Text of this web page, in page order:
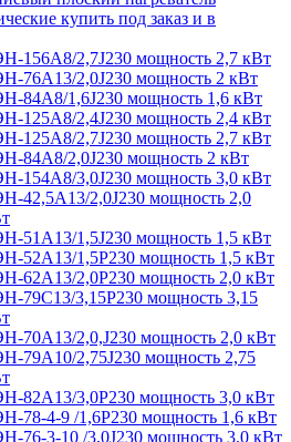
купить под заказ и в
156А8/2,7J230 мощность 2,7 кВт
76А13/2,0J230 мощность 2 кВт
84А8/1,6J230 мощность 1,6 кВт
125А8/2,4J230 мощность 2,4 кВт
125А8/2,7J230 мощность 2,7 кВт
84А8/2,0J230 мощность 2 кВт
154А8/3,0J230 мощность 3,0 кВт
42,5А13/2,0J230 мощность 2,0
51А13/1,5J230 мощность 1,5 кВт
52А13/1,5Р230 мощность 1,5 кВт
62А13/2,0Р230 мощность 2,0 кВт
79С13/3,15Р230 мощность 3,15
70А13/2,0,J230 мощность 2,0 кВт
79А10/2,75J230 мощность 2,75
82А13/3,0Р230 мощность 3,0 кВт
78-4-9 /1,6P230 мощность 1,6 кВт
76-3-10 /3,0J230 мощность 3.0 кВт